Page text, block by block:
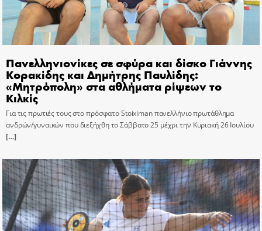
Πανελληνιονίκες σε σφύρα και δίσκο Γιάννης
Κορακίδης και Δημήτρης Παυλίδης:
«Μητρόπολη» στα αθλήματα ρίψεων το
Κιλκίς
Για τις πρωτιές τους στο πρόσφατο Stoiximan πανελλήνιο πρωτάθλημα
ανδρών/γυναικών που διεξήχθη το Σάββατο 25 μέχρι την Κυριακή 26 Ιουλίου
[…]